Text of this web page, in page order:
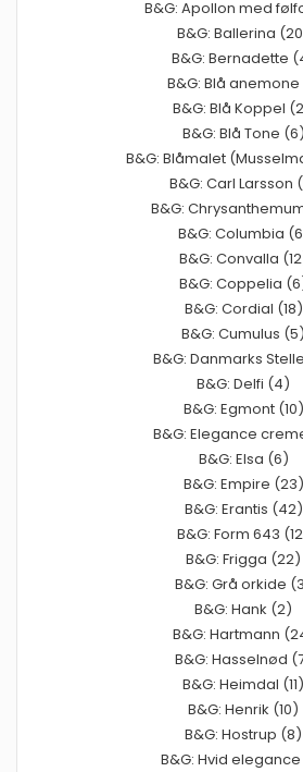
B&G: Apollon med
B&G: Ballerina
B&G: Bernadette
B&G: Blå anemone
B&G: Blå Koppel
B&G: Blå Tone (6)
B&G: Blåmalet
B&G: Carl Larsson
B&G:
B&G: Columbia
B&G: Convalla
B&G: Coppelia
B&G: Cordial (18)
B&G: Cumulus (5)
B&G: Danmarks
B&G: Delfi (4)
B&G: Egmont (10)
B&G: Elegance
B&G: Elsa (6)
B&G: Empire (23)
B&G: Erantis (42)
B&G: Form 643
B&G: Frigga (22)
B&G: Grå orkide
B&G: Hank (2)
B&G: Hartmann
B&G: Hasselnød
B&G: Heimdal (11)
B&G: Henrik (10)
B&G: Hostrup (8)
B&G: Hvid